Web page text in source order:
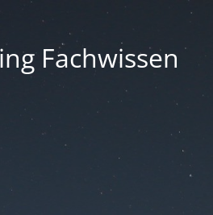
Fachwissen